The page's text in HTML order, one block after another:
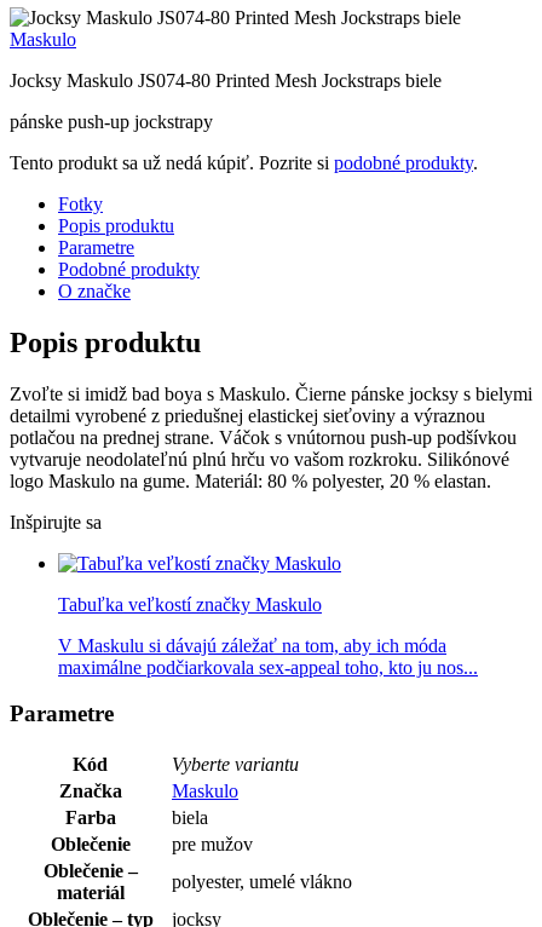
Maskulo
Jocksy Maskulo JS074-80 Printed Mesh Jockstraps biele
pánske push-up jockstrapy
Tento produkt sa už nedá kúpiť. Pozrite si podobné produkty.
Fotky
Popis produktu
Parametre
Podobné produkty
O značke
Popis produktu
Zvoľte si imidž bad boya s Maskulo. Čierne pánske jocksy s bielymi
detailmi vyrobené z priedušnej elastickej sieťoviny a výraznou
potlačou na prednej strane. Váčok s vnútornou push-up podšívkou
vytvaruje neodolateľnú plnú hrču vo vašom rozkroku. Silikónové
logo Maskulo na gume. Materiál: 80 % polyester, 20 % elastan.
Inšpirujte sa
Tabuľka veľkostí značky Maskulo
V Maskulu si dávajú záležať na tom, aby ich móda
maximálne podčiarkovala sex-appeal toho, kto ju nos...
Parametre
Kód
Vyberte variantu
Značka
Maskulo
Farba
biela
Oblečenie
pre mužov
Oblečenie –
materiál
polyester, umelé vlákno
Oblečenie – typ
jocksy